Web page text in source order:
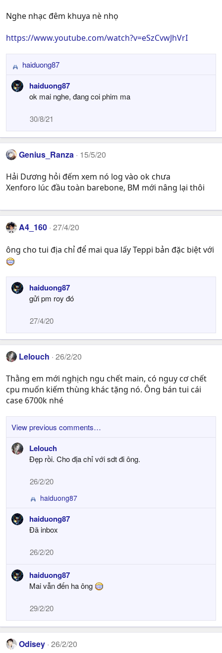
o
s
Nghe nhạc đêm khuya nè nhọ
https://www.youtube.com/watch?v=eSzCvwJhVrI
R
e
a
o
n
s
:
haiduong87
haiduong87
ok mai nghe, đang coi phim ma
30/8/21
Genius_Ranza 15/5/20
Hải Dương hỏi đếm xem nó log vào ok chưa
Xenforo lúc đầu toàn barebone, BM mới nâng lại thôi
A4_160 27/4/20
ông cho tui địa chỉ để mai qua lấy Teppi bản đặc biệt với
haiduong87
gửi pm roy đó
27/4/20
Lelouch 26/2/20
Thằng em mới nghịch ngu chết main, có nguy cơ chết
cpu muốn kiếm thùng khác tặng nó. Ông bán tui cái
case 6700k nhé
View previous comments…
Lelouch
Đẹp rồi. Cho địa chỉ với sdt đi ông.
26/2/20
R
a
c
o
s
:
haiduong87
haiduong87
Đã inbox
26/2/20
haiduong87
Mai vẫn đến ha ông
29/2/20
Odisey 26/2/20